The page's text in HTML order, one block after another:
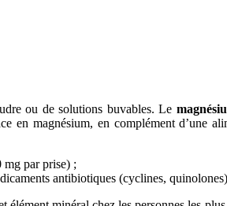
ou de solutions buvables. Le
magnésium, en complément d’une
mg par prise) ;
antibiotiques (cyclines,